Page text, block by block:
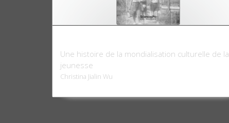
Une histoire de la mondialisation culturelle de la
jeunesse
Christina Jialin Wu